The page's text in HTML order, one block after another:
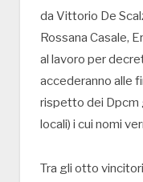
da Vittorio De
Rossana Casale,
al lavoro per
accederanno alle
rispetto dei Dpcm
locali) i cui nomi
Tra gli otto